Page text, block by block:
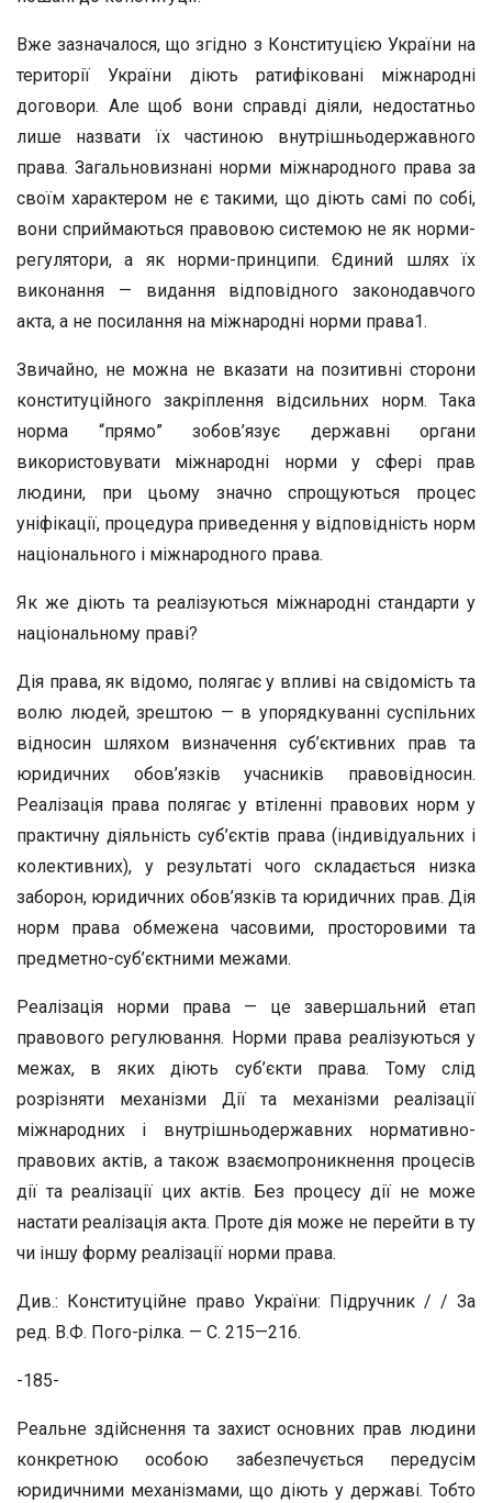
Вже зазначалося, що згідно з Конституцією України на
території України діють ратифіковані міжнародні
договори. Але щоб вони справді діяли, недостатньо
лише назвати їх частиною внутрішньодержавного
права. Загальновизнані норми міжнародного права за
своїм характером не є такими, що діють самі по собі,
вони сприймаються правовою системою не як норми-
регулятори, а як норми-принципи. Єдиний шлях їх
виконання — видання відповідного законодавчого
акта, а не посилання на міжнародні норми права1.
Звичайно, не можна не вказати на позитивні сторони
конституційного закріплення відсильних норм. Така
норма “прямо” зобов’язує державні органи
використовувати міжнародні норми у сфері прав
людини, при цьому значно спрощуються процес
уніфікації, процедура приведення у відповідність норм
національного і міжнародного права.
Як же діють та реалізуються міжнародні стандарти у
національному праві?
Дія права, як відомо, полягає у впливі на свідомість та
волю людей, зрештою — в упорядкуванні суспільних
відносин шляхом визначення суб’єктивних прав та
юридичних обов’язків учасників правовідносин.
Реалізація права полягає у втіленні правових норм у
практичну діяльність суб’єктів права (індивідуальних і
колективних), у результаті чого складається низка
заборон, юридичних обов’язків та юридичних прав. Дія
норм права обмежена часовими, просторовими та
предметно-суб’єктними межами.
Реалізація норми права — це завершальний етап
правового регулювання. Норми права реалізуються у
межах, в яких діють суб’єкти права. Тому слід
розрізняти механізми Дії та механізми реалізації
міжнародних і внутрішньодержавних нормативно-
правових актів, а також взаємопроникнення процесів
дії та реалізації цих актів. Без процесу дії не може
настати реалізація акта. Проте дія може не перейти в ту
чи іншу форму реалізації норми права.
Див.: Конституційне право України: Підручник / / За
ред. В.Ф. Пого-рілка. — С. 215—216.
-185-
Реальне здійснення та захист основних прав людини
конкретною особою забезпечується передусім
юридичними механізмами, що діють у державі. Тобто